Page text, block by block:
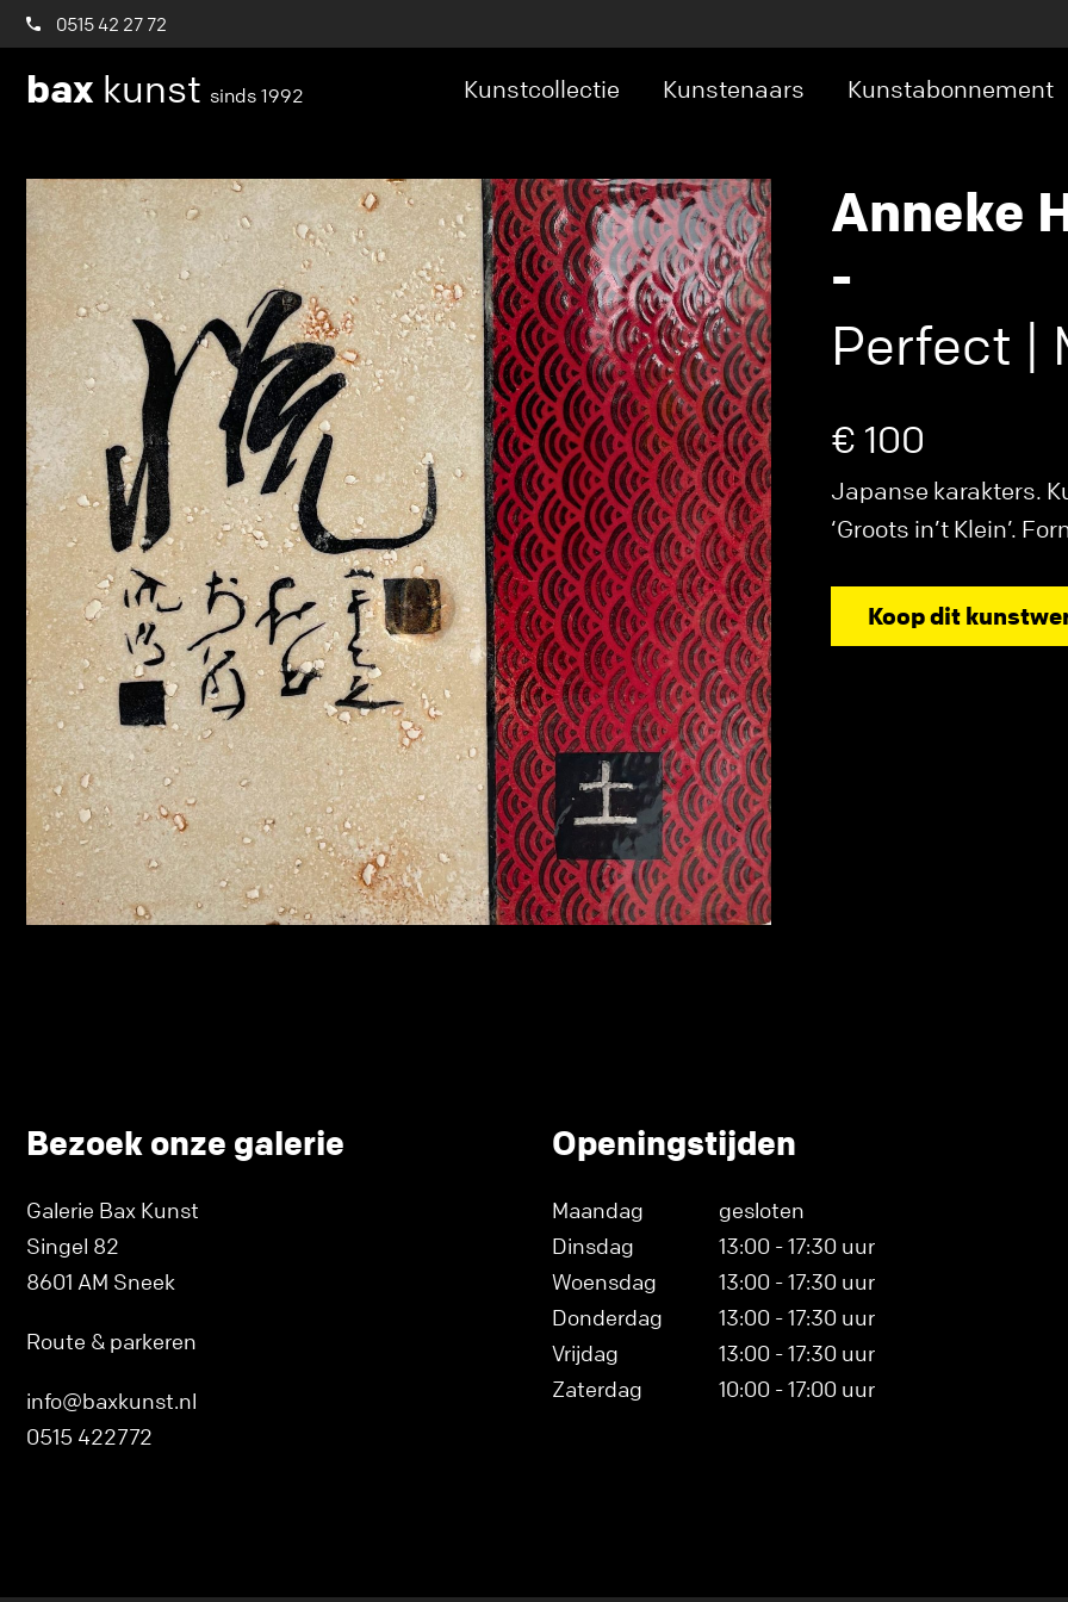
0515 42 27 72
bax kunst sinds 1992 Kunstcollectie Kunstenaars Kunstabonnement
Anneke
-
Perfect |
€ 100
Japanse karakters.
‘Groots in’t Klein’.
Koop dit
Bezoek onze galerie
Galerie Bax Kunst
Singel 82
8601 AM Sneek
Route & parkeren
info@baxkunst.nl
0515 422772
Openingstijden
Maandag
gesloten
Dinsdag
13:00 - 17:30 uur
Woensdag
13:00 - 17:30 uur
Donderdag
13:00 - 17:30 uur
Vrijdag
13:00 - 17:30 uur
Zaterdag
10:00 - 17:00 uur